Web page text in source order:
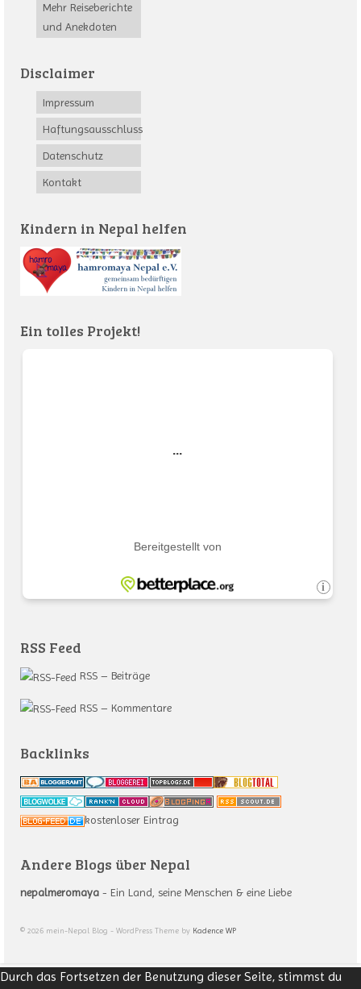
Mehr Reiseberichte
und Anekdoten
Disclaimer
Impressum
Haftungsausschluss
Datenschutz
Kontakt
Kindern in Nepal helfen
Ein tolles Projekt!
RSS Feed
RSS – Beiträge
RSS – Kommentare
Backlinks
kostenloser Eintrag
Andere Blogs über Nepal
nepalmeromaya - Ein Land, seine Menschen & eine Liebe
© 2026 mein-Nepal Blog - WordPress Theme by Kadence WP
Durch das Fortsetzen der Benutzung dieser Seite, stimmst du